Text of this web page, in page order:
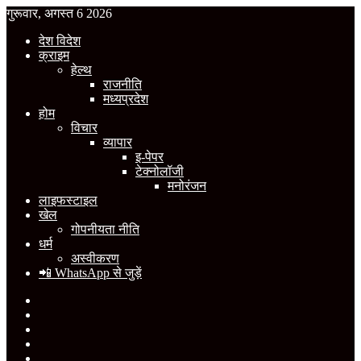
गुरूवार, अगस्त 6 2026
देश विदेश
क्राइम
हेल्थ
राजनीति
मध्यप्रदेश
होम
विचार
व्यापार
इ-पेपर
टेक्नोलॉजी
मनोरंजन
लाइफस्टाइल
खेल
गोपनीयता नीति
धर्म
अस्वीकरण
📲 WhatsApp से जुड़ें